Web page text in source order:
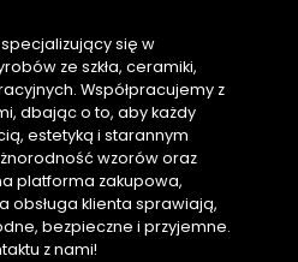
specjalizujący się w
ze szkła, ceramiki,
Współpracujemy z
dbając o to, aby każdy
estetyką i starannym
wzorów oraz
platforma zakupowa,
obsługa klienta sprawiają,
bezpieczne i przyjemne.
z nami!